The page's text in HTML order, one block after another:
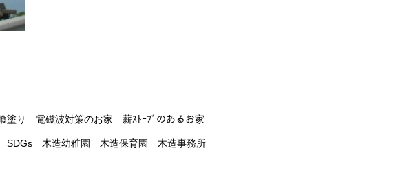
り 電磁波対策のお家 薪ｽﾄｰﾌﾞのあるお家
SDGs 木造幼稚園 木造保育園 木造事務所